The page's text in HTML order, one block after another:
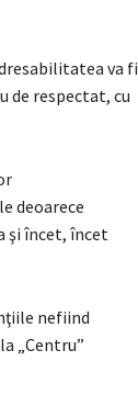
va fi
de respectat, cu
deoarece
şi încet, încet
nefiind
„Centru”